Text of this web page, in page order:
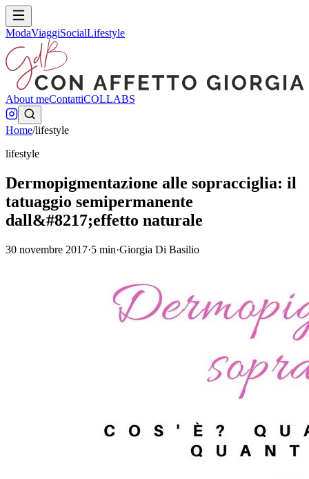
ModaViaggiSocialLifestyle
About meContattiCOLLABS
Home/lifestyle
lifestyle
Dermopigmentazione alle sopracciglia: il
tatuaggio semipermanente
dall&#8217;effetto naturale
30 novembre 2017·5 min·Giorgia Di Basilio